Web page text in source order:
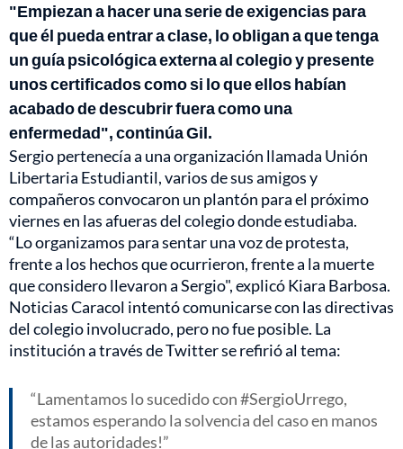
"Empiezan a hacer una serie de exigencias para
que él pueda entrar a clase, lo obligan a que tenga
un guía psicológica externa al colegio y presente
unos certificados como si lo que ellos habían
acabado de descubrir fuera como una
enfermedad", continúa Gil.
Sergio pertenecía a una organización llamada Unión
Libertaria Estudiantil, varios de sus amigos y
compañeros convocaron un plantón para el próximo
viernes en las afueras del colegio donde estudiaba.
“Lo organizamos para sentar una voz de protesta,
frente a los hechos que ocurrieron, frente a la muerte
que considero llevaron a Sergio", explicó Kiara Barbosa.
Noticias Caracol intentó comunicarse con las directivas
del colegio involucrado, pero no fue posible. La
institución a través de Twitter se refirió al tema:
Lamentamos lo sucedido con #SergioUrrego,
estamos esperando la solvencia del caso en manos
de las autoridades!